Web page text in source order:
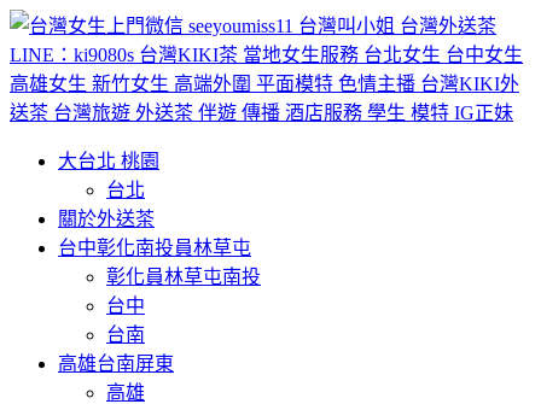
大台北 桃園
台北
關於外送茶
台中彰化南投員林草屯
彰化員林草屯南投
台中
台南
高雄台南屏東
高雄